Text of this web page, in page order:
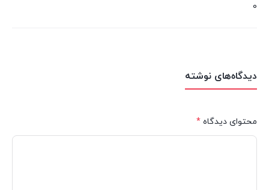
0
دیدگاه‌های نوشته
محتوای دیدگاه *